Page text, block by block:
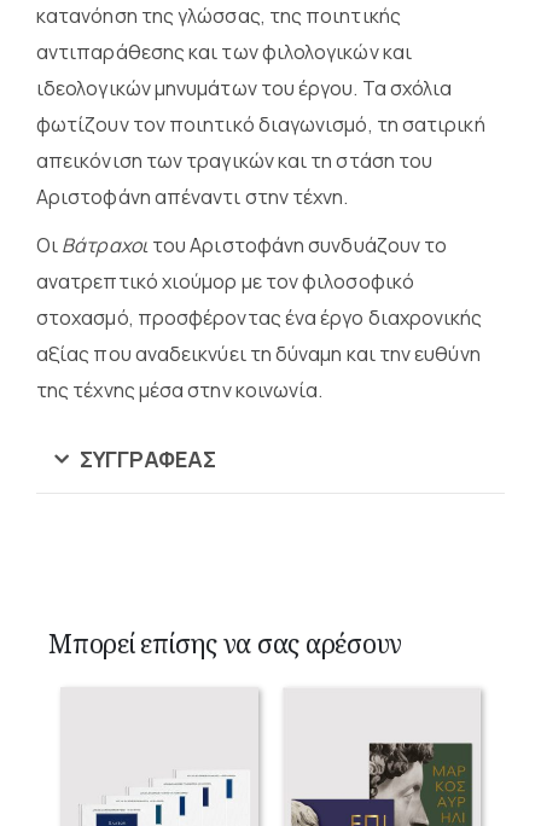
κατανόηση της γλώσσας, της ποιητικής
αντιπαράθεσης και των φιλολογικών και
ιδεολογικών μηνυμάτων του έργου. Τα σχόλια
φωτίζουν τον ποιητικό διαγωνισμό, τη σατιρική
απεικόνιση των τραγικών και τη στάση του
Αριστοφάνη απέναντι στην τέχνη.
ΟιΒάτραχοιτου Αριστοφάνη συνδυάζουν το
ανατρεπτικό χιούμορ με τον φιλοσοφικό
στοχασμό, προσφέροντας ένα έργο διαχρονικής
αξίας που αναδεικνύει τη δύναμη και την ευθύνη
της τέχνης μέσα στην κοινωνία.
ΣΥΓΓΡΑΦΈΑΣ
Μπορεί επίσης να σας αρέσουν